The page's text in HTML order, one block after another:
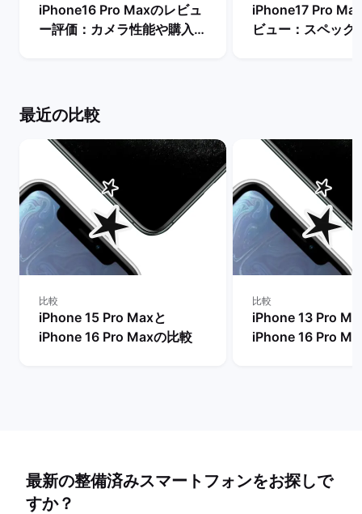
iPhone16 Pro Maxのレビュ
ー評価：カメラ性能や購入す
iPhone17 Pro
ビュー：スペック
最近の比較
比較
iPhone 15 Pro Maxと
iPhone 16 Pro Maxの比較
比較
iPhone 13 Pro
iPhone 16 Pro
最新の整備済みスマートフォンをお探しで
すか？